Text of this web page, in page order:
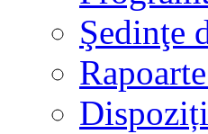
Şedinţe